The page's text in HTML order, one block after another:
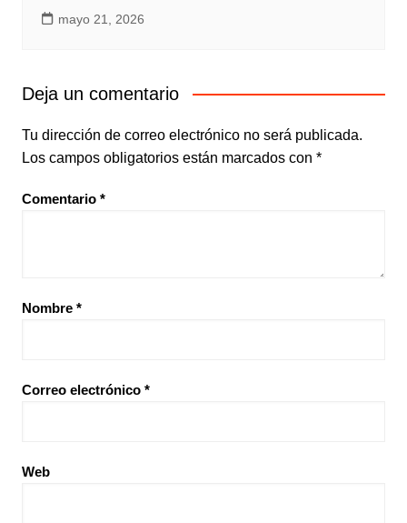
mayo 21, 2026
Deja un comentario
Tu dirección de correo electrónico no será publicada.
Los campos obligatorios están marcados con *
Comentario *
Nombre *
Correo electrónico *
Web